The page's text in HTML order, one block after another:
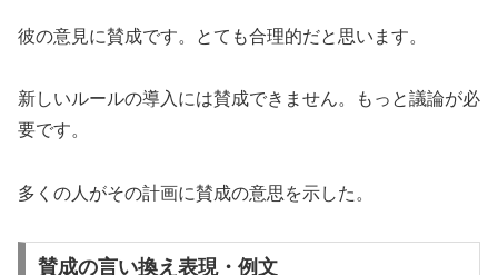
彼の意見に賛成です。とても合理的だと思います。
新しいルールの導入には賛成できません。もっと議論が必
要です。
多くの人がその計画に賛成の意思を示した。
賛成の言い換え表現・例文